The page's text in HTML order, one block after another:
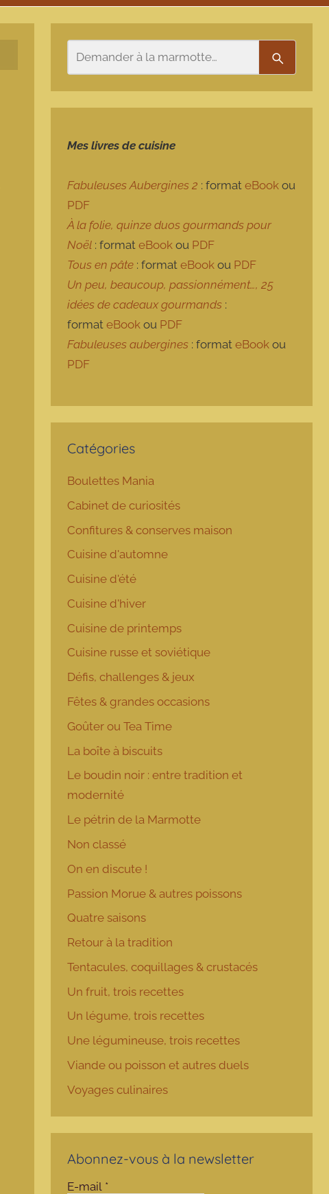
Mes livres de cuisine
Fabuleuses Aubergines 2 : formateBook ou
PDF
À la folie, quinze duos gourmands pour
Noël : formateBook ou PDF
Tous en pâte : formateBook ou PDF
Un peu, beaucoup, passionnément…, 25
idées de cadeaux gourmands :
formateBook ou PDF
Fabuleuses aubergines : formateBook ou
PDF
Catégories
Boulettes Mania
Cabinet de curiosités
Confitures & conserves maison
Cuisine d'automne
Cuisine d'été
Cuisine d'hiver
Cuisine de printemps
Cuisine russe et soviétique
Défis, challenges & jeux
Fêtes & grandes occasions
Goûter ou Tea Time
La boîte à biscuits
Le boudin noir : entre tradition et
modernité
Le pétrin de la Marmotte
Non classé
On en discute !
Passion Morue & autres poissons
Quatre saisons
Retour à la tradition
Tentacules, coquillages & crustacés
Un fruit, trois recettes
Un légume, trois recettes
Une légumineuse, trois recettes
Viande ou poisson et autres duels
Voyages culinaires
Abonnez-vous à la newsletter
E-mail *